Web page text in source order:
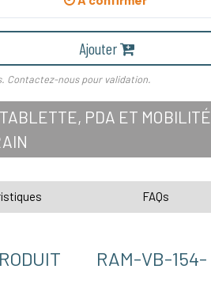
Ajouter
nous pour validation.
PDA ET MOBILITÉ
FAQs
RAM-VB-154-